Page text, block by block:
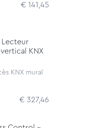
€ 141,45
KNX
KNX mural
€ 327,46